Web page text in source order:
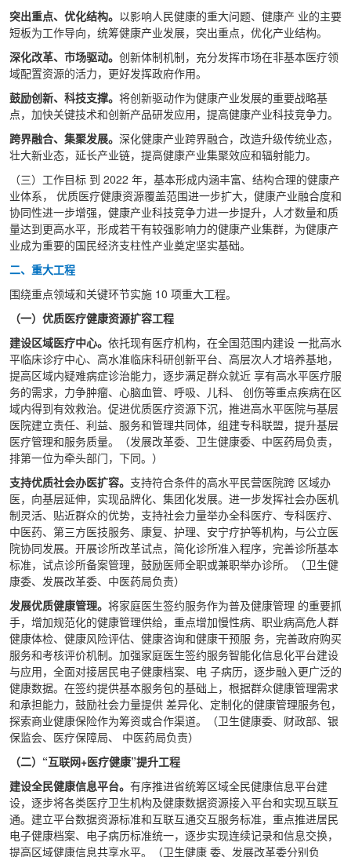
突出重点、优化结构。 以影响人民健康的重大问题、健康产 业的主要
短板为工作导向，统筹健康产业发展，突出重点，优化产业结构。
深化改革、市场驱动。 创新体制机制，充分发挥市场在非基本医疗领
域配置资源的活力，更好发挥政府作用。
鼓励创新、科技支撑。 将创新驱动作为健康产业发展的重要战略基
点，加快关键技术和创新产品研发应用，提高健康产业科技竞争力。
跨界融合、集聚发展。 深化健康产业跨界融合，改造升级传统业态，
壮大新业态，延长产业链，提高健康产业集聚效应和辐射能力。
（三）工作目标 到 2022 年，基本形成内涵丰富、结构合理的健康产
业体系， 优质医疗健康资源覆盖范围进一步扩大，健康产业融合度和
协同性进一步增强，健康产业科技竞争力进一步提升，人才数量和质
量达到更高水平，形成若干有较强影响力的健康产业集群，为健康产
业成为重要的国民经济支柱性产业奠定坚实基础。
二、重大工程
围绕重点领域和关键环节实施 10 项重大工程。
（一）优质医疗健康资源扩容工程
建设区域医疗中心。 依托现有医疗机构，在全国范围内建设 一批高水
平临床诊疗中心、高水准临床科研创新平台、高层次人才培养基地，
提高区域内疑难病症诊治能力，逐步满足群众就近 享有高水平医疗服
务的需求，力争肿瘤、心脑血管、呼吸、儿科、 创伤等重点疾病在区
域内得到有效救治。促进优质医疗资源下沉，推进高水平医院与基层
医院建立责任、利益、服务和管理共同体，组建专科联盟，提升基层
医疗管理和服务质量。（发展改革委、卫生健康委、中医药局负责，
排第一位为牵头部门，下同。）
支持优质社会办医扩容。 支持符合条件的高水平民营医院跨 区域办
医，向基层延伸，实现品牌化、集团化发展。进一步发挥社会办医机
制灵活、贴近群众的优势，支持社会力量举办全科医疗、专科医疗、
中医药、第三方医技服务、康复、护理、安宁疗护等机构，与公立医
院协同发展。开展诊所改革试点，简化诊所准入程序，完善诊所基本
标准，试点诊所备案管理，鼓励医师全职或兼职举办诊所。（卫生健
康委、发展改革委、中医药局负责）
发展优质健康管理。 将家庭医生签约服务作为普及健康管理 的重要抓
手，增加规范化的健康管理供给，重点增加慢性病、职业病高危人群
健康体检、健康风险评估、健康咨询和健康干预服 务，完善政府购买
服务和考核评价机制。加强家庭医生签约服务智能化信息化平台建设
与应用，全面对接居民电子健康档案、电 子病历，逐步融入更广泛的
健康数据。在签约提供基本服务包的基础上，根据群众健康管理需求
和承担能力，鼓励社会力量提供 差异化、定制化的健康管理服务包，
探索商业健康保险作为筹资或合作渠道。（卫生健康委、财政部、银
保监会、医疗保障局、 中医药局负责）
（二）“互联网+医疗健康”提升工程
建设全民健康信息平台。 有序推进省统筹区域全民健康信息平台建
设，逐步将各类医疗卫生机构及健康数据资源接入平台和实现互联互
通。建立平台数据资源标准和互联互通交互服务标准，重点推进居民
电子健康档案、电子病历标准统一，逐步实现连续记录和信息交换，
提高区域健康信息共享水平。（卫生健康 委、发展改革委分别负